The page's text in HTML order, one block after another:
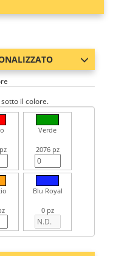
il colore.
Verde
2076 pz
Blu Royal
0 pz